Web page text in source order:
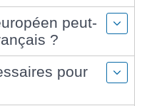
peut-
?
pour